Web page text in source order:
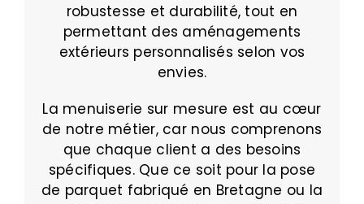
robustesse et durabilité, tout en
permettant des aménagements
extérieurs personnalisés selon vos
envies.
La menuiserie sur mesure est au cœur
de notre métier, car nous comprenons
que chaque client a des besoins
spécifiques. Que ce soit pour la pose
de parquet fabriqué en Bretagne ou la